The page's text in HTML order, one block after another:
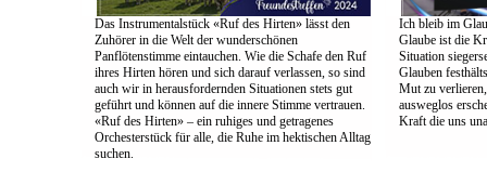
Das Instrumentalstück «Ruf des Hirten» lässt den
Zuhörer in die Welt der wunderschönen
Panflötenstimme eintauchen. Wie die Schafe den Ruf
ihres Hirten hören und sich darauf verlassen, so sind
auch wir in herausfordernden Situationen stets gut
geführt und können auf die innere Stimme vertrauen.
«Ruf des Hirten» – ein ruhiges und getragenes
Orchesterstück für alle, die Ruhe im hektischen Alltag
suchen.
Ich bleib im
Glaube ist die
Situation
Glauben
Mut zu
ausweglos
Kraft die uns